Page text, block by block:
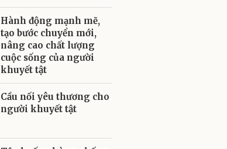
Hành động mạnh mẽ,
tạo bước chuyển mới,
nâng cao chất lượng
cuộc sống của người
khuyết tật
Cầu nối yêu thương cho
người khuyết tật